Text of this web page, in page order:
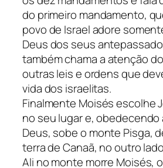
do primeiro mandamento,
povo de Israel adore
Deus dos seus
também chama a atenção
outras leis e ordens que
vida dos israelitas.
Finalmente Moisés escolhe
no seu lugar e, obedecendo
Deus, sobe o monte Pisga,
terra de Canaã, no outro
Ali no monte morre Moisés,